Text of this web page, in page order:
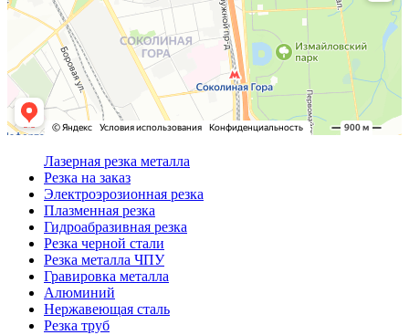
Лазерная резка металла
Резка на заказ
Электроэрозионная резка
Плазменная резка
Гидроабразивная резка
Резка черной стали
Резка металла ЧПУ
Гравировка металла
Алюминий
Нержавеющая сталь
Резка труб